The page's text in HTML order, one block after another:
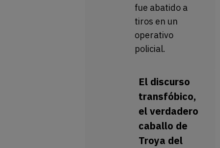
fue abatido a
tiros en un
operativo
policial.
El discurso
transfóbico,
el verdadero
caballo de
Troya del